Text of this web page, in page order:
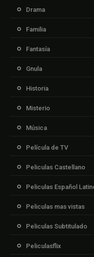
Drama
Familia
Fantasía
Gnula
Historia
Misterio
Música
Película de TV
Peliculas Castellano
Peliculas Español
Peliculas mas vistas
Peliculas Subtitulado
Peliculasflix